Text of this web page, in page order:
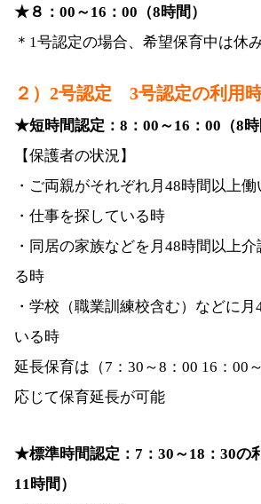
★８：00～16：00（8時間）
＊1号認定の場合、希望保育中は休
２）2号認定 3号認定の利用
★短時間認定：8：00～16：00（8時
【保護者の状況】
・ご両親がそれぞれ月48時間以上
・仕事を探している時
・同居の家族などを月48時間以上
る時
・学校（職業訓練校含む）などに
いる時
延長保育は（7：30～8：00 16：00
応じて保育延長が可能
★標準時間認定：7：30～18：30の
11時間）